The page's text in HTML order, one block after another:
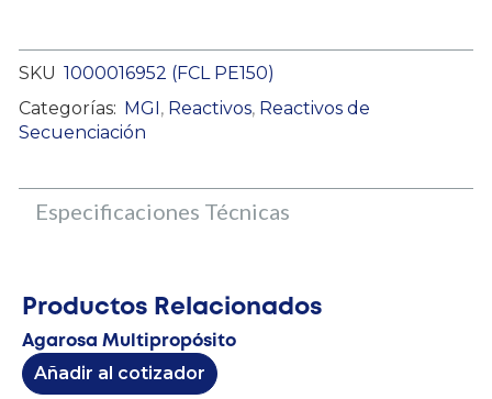
SKU 1000016952 (FCL PE150)
Categorías: MGI, Reactivos, Reactivos de
Secuenciación
Especificaciones Técnicas
Productos Relacionados
Agarosa Multipropósito
Añadir al cotizador